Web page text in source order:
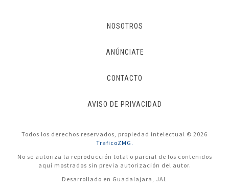
NOSOTROS
ANÚNCIATE
CONTACTO
AVISO DE PRIVACIDAD
Todos los derechos reservados, propiedad intelectual © 2026
TraficoZMG.
No se autoriza la reproducción total o parcial de los contenidos
aquí mostrados sin previa autorización del autor.
Desarrollado en Guadalajara, JAL